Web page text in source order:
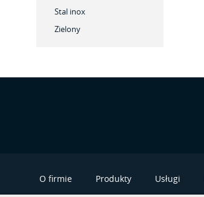
Stal inox
Zielony
O firmie Produkty Usługi